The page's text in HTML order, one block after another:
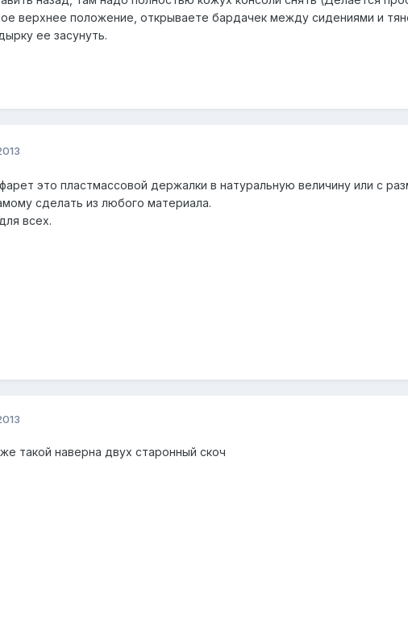
верхнее положение, открываете бардачек между сидениями и
ее засунуть.
это пластмассовой держалки в натуральную величину или с
сделать из любого материала.
всех.
такой наверна двух старонный скоч